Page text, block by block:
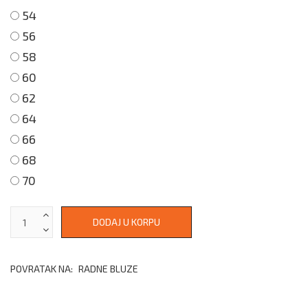
54
56
58
60
62
64
66
68
70
POVRATAK NA: RADNE BLUZE